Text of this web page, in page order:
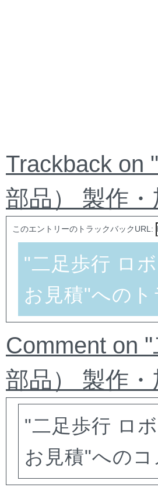
Trackback on
部品） 製作
このエントリーのトラックバックURL:
"二足歩行 ロ
お見積"への
Comment on
部品） 製作
"二足歩行 ロ
お見積"への